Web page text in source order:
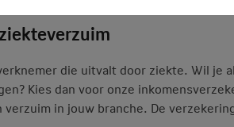
die uitvalt door ziekte. Wil je
Kies dan voor onze
in jouw branche. De